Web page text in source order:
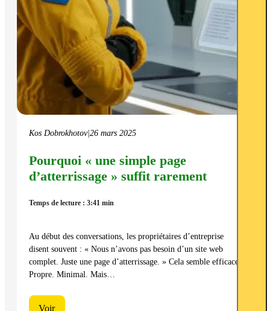
Kos Dobrokhotov|26 mars 2025
Pourquoi « une simple page
d’atterrissage » suffit rarement
Temps de lecture : 3:41 min
Au début des conversations, les propriétaires d’entreprise
disent souvent : « Nous n’avons pas besoin d’un site web
complet. Juste une page d’atterrissage. » Cela semble efficace.
Propre. Minimal. Mais…
Voir